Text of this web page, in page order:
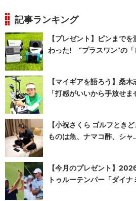
記事ランキング
【プレゼント】ピンまで
わった! “プラスワン”の「
【マイギアを語ろう】桑
「打感がいいから手放せま
【小祝さくら ゴルフと
ものは魚、ナマコ酢、シャ
【今月のプレゼント】
トゥルーテンパー「ダイナ